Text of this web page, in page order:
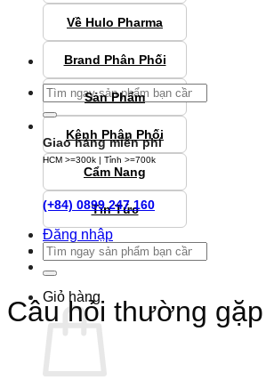
Tìm
kiếm:
Giao hàng miễn phí
HCM >=300k | Tỉnh >=700k
(+84) 0899 247 160
Đăng nhập
Giỏ hàng
Về Hulo Pharma
Brand Phân Phối
Sản Phẩm
Kênh Phân Phối
Cẩm Nang
Tin Tức
Tìm
kiếm:
Câu hỏi thường